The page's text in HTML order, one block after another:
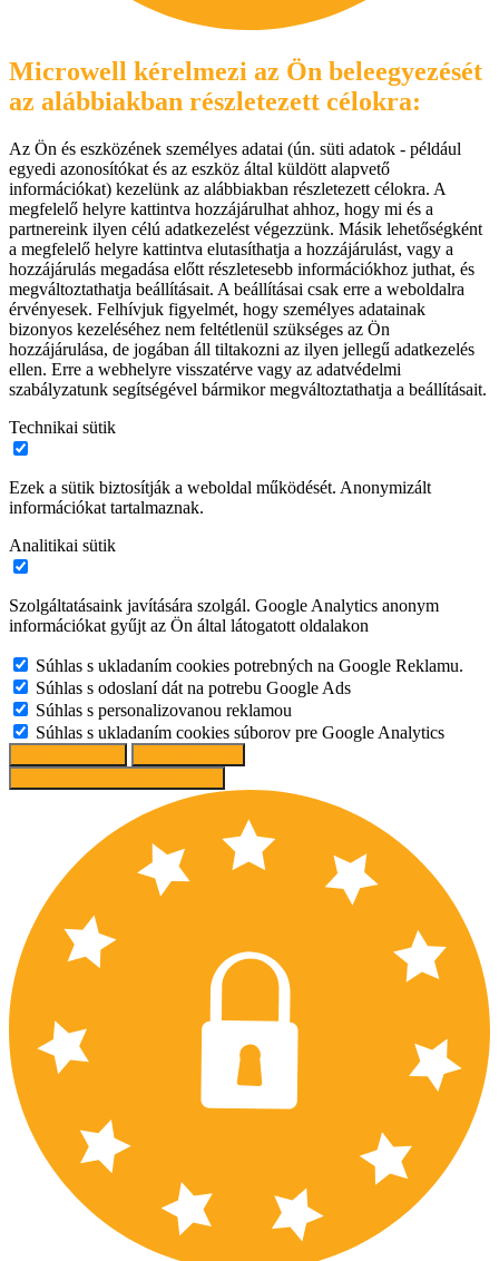
Microwell kérelmezi az Ön beleegyezését
az alábbiakban részletezett célokra:
Az Ön és eszközének személyes adatai (ún. süti adatok - például
egyedi azonosítókat és az eszköz által küldött alapvető
információkat) kezelünk az alábbiakban részletezett célokra. A
megfelelő helyre kattintva hozzájárulhat ahhoz, hogy mi és a
partnereink ilyen célú adatkezelést végezzünk. Másik lehetőségként
a megfelelő helyre kattintva elutasíthatja a hozzájárulást, vagy a
hozzájárulás megadása előtt részletesebb információkhoz juthat, és
megváltoztathatja beállításait. A beállításai csak erre a weboldalra
érvényesek. Felhívjuk figyelmét, hogy személyes adatainak
bizonyos kezeléséhez nem feltétlenül szükséges az Ön
hozzájárulása, de jogában áll tiltakozni az ilyen jellegű adatkezelés
ellen. Erre a webhelyre visszatérve vagy az adatvédelmi
szabályzatunk segítségével bármikor megváltoztathatja a beállításait.
Technikai sütik
Ezek a sütik biztosítják a weboldal működését. Anonymizált
információkat tartalmaznak.
Analitikai sütik
Szolgáltatásaink javítására szolgál. Google Analytics anonym
információkat gyűjt az Ön által látogatott oldalakon
Súhlas s ukladaním cookies potrebných na Google Reklamu.
Súhlas s odoslaní dát na potrebu Google Ads
Súhlas s personalizovanou reklamou
Súhlas s ukladaním cookies súborov pre Google Analytics